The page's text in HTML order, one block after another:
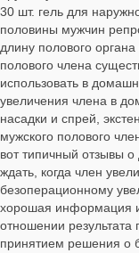
30 шт. гель для
половины мужчин
длину полового
полового члена
использовать в
увеличения члена в
насадки и спрей,
мужского полового
вот типичный отзывы о
ждать, когда член
безоперационному
хорошая информация
отношении
принятием решения о